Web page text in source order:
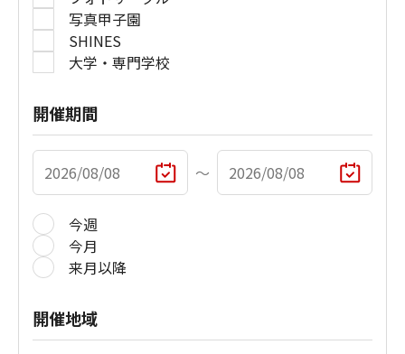
写真甲子園
SHINES
大学・専門学校
開催期間
〜
今週
今月
来月以降
開催地域